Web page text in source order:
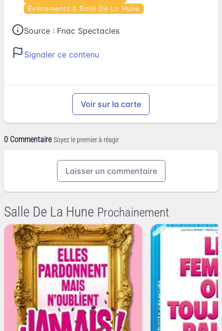
Événements à Salle De La Hune
Source : Fnac Spectacles
Signaler ce contenu
Voir sur la carte
0 Commentaire Soyez le premier à réagir
Laisser un commentaire
Salle De La Hune Prochainement